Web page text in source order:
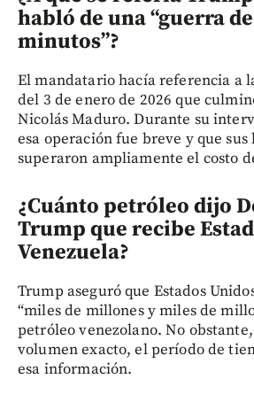
habló de una “guerra
minutos”?
El mandatario hacía referencia a
del 3 de enero de 2026 que
Nicolás Maduro. Durante su
esa operación fue breve y que
superaron ampliamente el costo
¿Cuánto petróleo dijo
Trump que recibe
Venezuela?
Trump aseguró que Estados
“miles de millones y miles de
petróleo venezolano. No
volumen exacto, el período de
esa información.